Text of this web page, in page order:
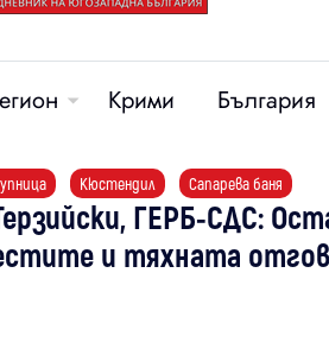
Крими България
Кюстендил Сапарева баня
ГЕРБ-СДС:
и тяхната